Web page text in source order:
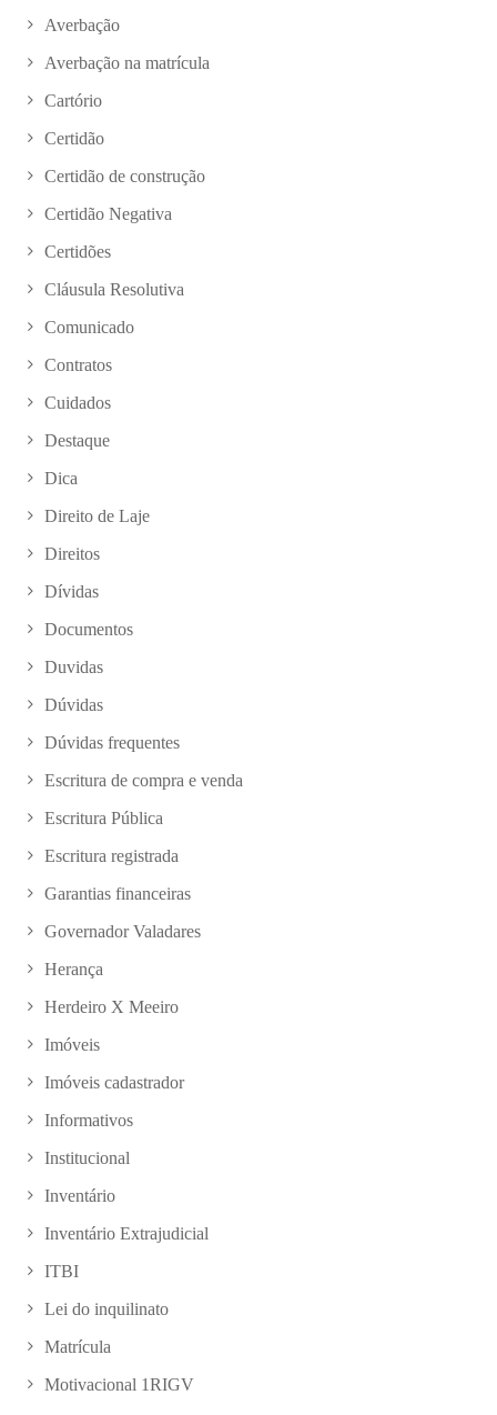
Averbação
Averbação na matrícula
Cartório
Certidão
Certidão de construção
Certidão Negativa
Certidões
Cláusula Resolutiva
Comunicado
Contratos
Cuidados
Destaque
Dica
Direito de Laje
Direitos
Dívidas
Documentos
Duvidas
Dúvidas
Dúvidas frequentes
Escritura de compra e venda
Escritura Pública
Escritura registrada
Garantias financeiras
Governador Valadares
Herança
Herdeiro X Meeiro
Imóveis
Imóveis cadastrador
Informativos
Institucional
Inventário
Inventário Extrajudicial
ITBI
Lei do inquilinato
Matrícula
Motivacional 1RIGV